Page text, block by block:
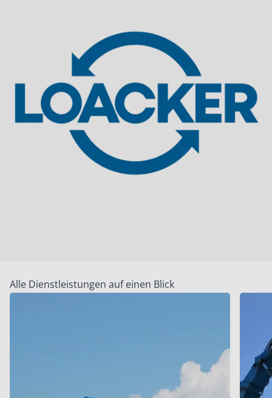
Alle Dienstleistungen auf einen Blick